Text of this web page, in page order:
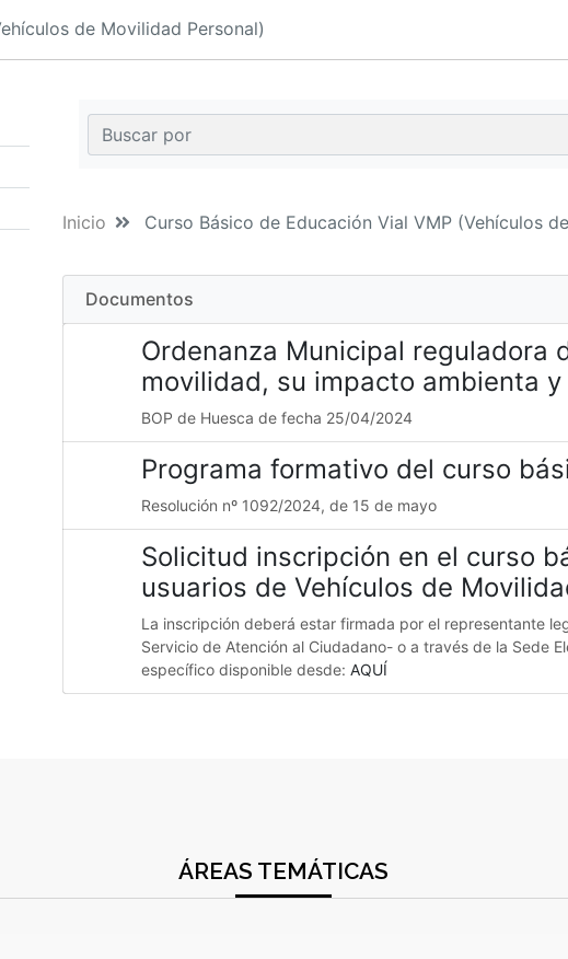
de Movilidad Personal)
Inicio Curso Básico de Educación Vial VMP (Vehículos
Documentos
Ordenanza Municipal reguladora
movilidad, su impacto ambienta
BOP de Huesca de fecha 25/04/2024
Programa formativo del curso
Resolución nº 1092/2024, de 15 de mayo
Solicitud inscripción en el curso
usuarios de Vehículos de
La inscripción deberá estar firmada por el representante
Servicio de Atención al Ciudadano- o a través de la Sede
específico disponible desde:AQUÍ
ÁREAS TEMÁTICAS